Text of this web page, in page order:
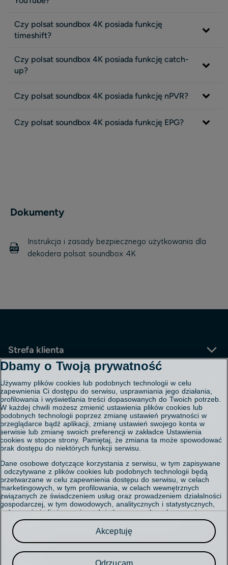
Czy polsat soundbox 4K posiada funkcję
timeshift?
Czy polsat soundbox 4K posiada funkcję catch-
up?
Czy polsat soundbox 4K posiada funkcję nPVR?
Czy polsat soundbox 4K posiada funkcję EPG?
Dokumenty
Instrukcja i zasady bezpiecznego użytkowania dla
dekodera polsat soundbox 4K
Strefa klienta
Aplikacja Polsat Box
Regulaminy i cenniki
Polityka prywatności
Polityka cookies
Ustawienia cookies
Informacja o przetwarzaniu danych
Informacja prawna o właścicielu serwisu
Akt o Usługach Cyfrowych / Digital Services Act
Pomoc
Porady - FAQ
Mapa salonów
Mapa zasięgu usługi internet
Mapa strony
Serwis korporacyjny
Investor Relations
Relacje inwestorskie
Praca
Biuro prasowe
Centrum obsługi
Chcesz porozmawiać o zasięgu, płatnościach lub
usługach dodatkowych? Zadzwoń do Działu Obsługi
Klienta: 801 08 08 08*
z telefonu komórkowego:
22 212 72 22*
699 002 222*
*Koszt połączenia jest zgodny z taryfą operatora
Cyfrowy Polsat S.A. z siedzibą w Warszawie, ul. Łubinowa
4a, 03-878 Warszawa, Sąd Rejonowy dla m.st. Warszawy,
XIV Wydział Gospodarczy Krajowego Rejestru Sądowego,
KRS 0000010078 NIP 796-18-10-732 REGON
670925160, kapitał zakładowy 25.581.840,64 zł w pełni
wpłacony.
Dbamy o Twoją prywatność
Używamy plików cookies lub podobnych technologii w celu
zapewnienia Ci dostępu do serwisu, usprawniania jego działania,
profilowania i wyświetlania treści dopasowanych do Twoich potrzeb.
W każdej chwili możesz zmienić ustawienia plików cookies lub
podobnych technologii poprzez zmianę ustawień prywatności w
przeglądarce bądź aplikacji, zmianę ustawień swojego konta w
serwisie lub zmianę swoich preferencji w zakładce Ustawienia
cookies w stopce strony. Pamiętaj, że zmiana ta może spowodować
brak dostępu do niektórych funkcji serwisu.
Dane osobowe dotyczące korzystania z serwisu, w tym zapisywane
i odczytywane z plików cookies lub podobnych technologii będą
przetwarzane w celu zapewnienia dostępu do serwisu, w celach
marketingowych, w tym profilowania, w celach wewnętrznych
związanych ze świadczeniem usług oraz prowadzeniem działalności
gospodarczej, w tym dowodowych, analitycznych i statystycznych,
wykrywania i eliminowania nadużyć oraz w celu wykonywania
obowiązków wynikających z przepisów prawa. Administratorem
Twoich danych jest
Cyfrowy Polsat S.A.
Przysługuje Ci prawo do dostępu do danych, ich usunięcia,
ograniczenia przetwarzania, przenoszenia, sprzeciwu, sprostowania
oraz cofnięcia zgód w każdym czasie.
Akceptuję
Odrzucam